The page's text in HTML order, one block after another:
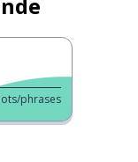
phrases